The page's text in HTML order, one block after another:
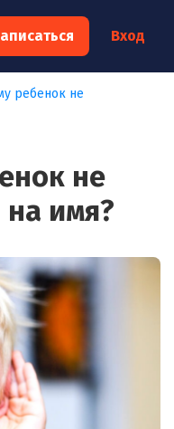
Вход
ребенок не
не
на имя?
×
к
персональных данных